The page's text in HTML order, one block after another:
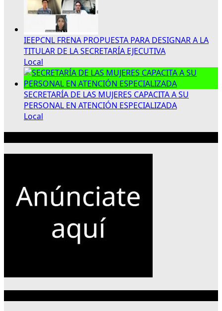
IEEPCNL FRENA PROPUESTA PARA DESIGNAR A LA
TITULAR DE LA SECRETARÍA EJECUTIVA
Local
SECRETARÍA DE LAS MUJERES CAPACITA A SU
PERSONAL EN ATENCIÓN ESPECIALIZADA
Local